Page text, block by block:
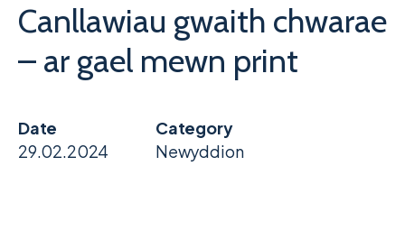
Canllawiau gwaith chwarae
– ar gael mewn print
Date
29.02.2024
Category
Newyddion